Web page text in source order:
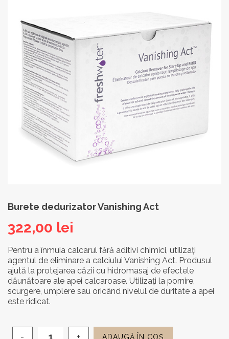
Burete dedurizator Vanishing Act
322,00 lei
Pentru a înmuia calcarul fără aditivi chimici, utilizați
agentul de eliminare a calciului Vanishing Act. Produsul
ajută la protejarea căzii cu hidromasaj de efectele
dăunătoare ale apei calcaroase. Utilizați la pornire,
scurgere, umplere sau oricând nivelul de duritate a apei
este ridicat.
ADAUGĂ ÎN COȘ